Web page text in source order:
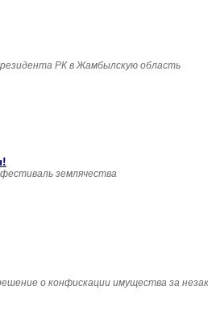
РК в Жамбылскую область
землячества
о конфискации имущества за